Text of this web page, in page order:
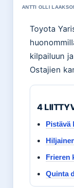
ANTTI OLLI
Toyota
kilpailuun
Ostajien
4
Pistävä
Frieren
Quinta